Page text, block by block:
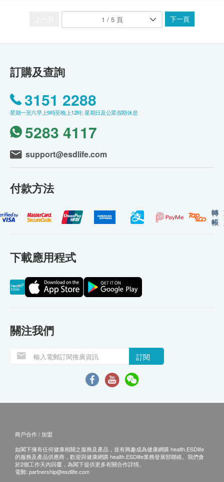
下一頁
訂購及查詢
3151 2288
星期一至六早上9時至晚上12時; 星期日及公眾假期休息
5283 4117
support@esdlife.com
付款方法
轉
帳
下載應用程式
關注我們
訂閱
商戶合作 / 加盟
如閣下擁有任何健康相關之服務及產品，並有興趣成為健康網購 health.ESDlife
的服務及產品供應商，歡迎與健康網購 health.ESDlife業務發展部聯絡。我們會
於2個工作天內回覆，為閣下提供更多有關合作詳情。
電郵: partnership@esdlife.com